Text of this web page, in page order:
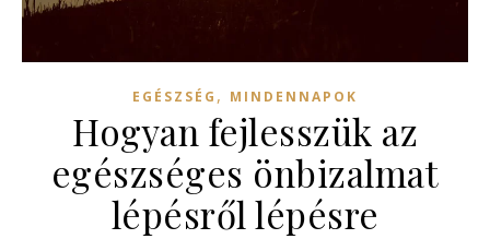
EGÉSZSÉG , MINDENNAPOK
Hogyan fejlesszük az
egészséges önbizalmat
lépésről lépésre